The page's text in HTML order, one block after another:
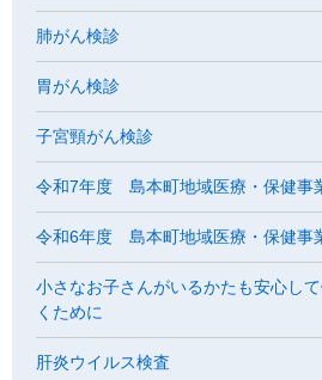
肺がん検診
胃がん検診
子宮頸がん検診
令和7年度 島本町地域医療・保健事
令和6年度 島本町地域医療・保健事
小さなお子さんがいるかたも安心し
くために
肝炎ウイルス検査